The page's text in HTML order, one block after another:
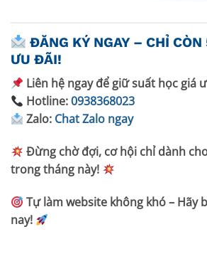
ĐĂNG KÝ NGAY – CHỈ CÒN
ƯU ĐÃI!
Liên hệ ngay để giữ suất học giá
Hotline:0938368023
Zalo: Chat Zalo ngay
Đừng chờ đợi, cơ hội chỉ dành
trong tháng này!
Tự làm website không khó – Hãy
nay!